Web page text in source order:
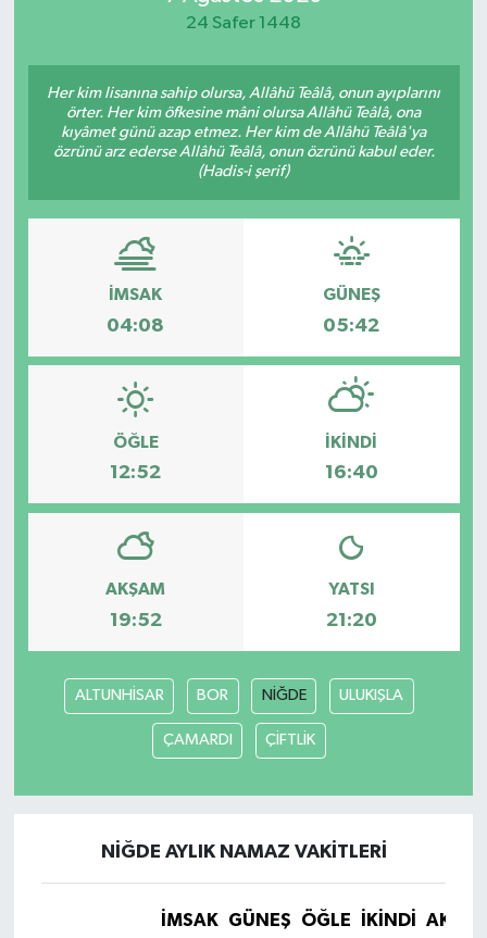
24 Safer 1448
Her kim lisanına sahip olursa, Allâhü Teâlâ, onun ayıplarını
örter. Her kim öfkesine mâni olursa Allâhü Teâlâ, ona
kıyâmet günü azap etmez. Her kim de Allâhü Teâlâ'ya
özrünü arz ederse Allâhü Teâlâ, onun özrünü kabul eder.
(Hadis-i şerif)
İMSAK
04:08
GÜNEŞ
05:42
ÖĞLE
12:52
İKINDI
16:40
AKŞAM
19:52
YATSI
21:20
ALTUNHİSAR BOR NİĞDE ULUKIŞLA
ÇAMARDI ÇİFTLİK
NİĞDE AYLIK NAMAZ VAKITLERI
İMSAK GÜNEŞ ÖĞLE İKINDI